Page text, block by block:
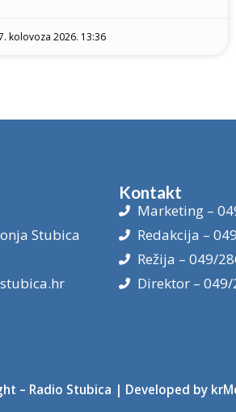
kolovoza 2026. 13:36
Stubica
Kontakt
Marketing –
Redakcija –
Režija – 049/
Direktor –
– Radio Stubica | Developed by